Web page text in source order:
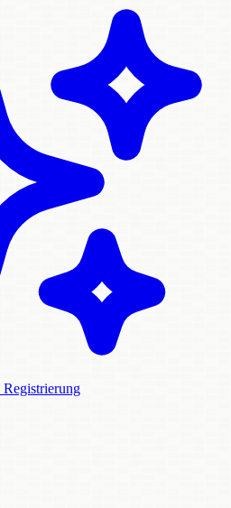
Registrierung